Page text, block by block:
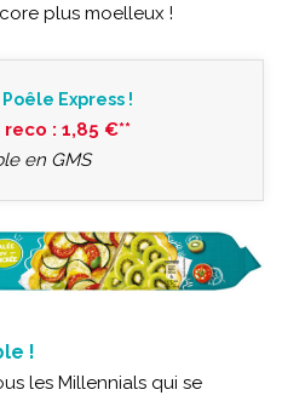
plus moelleux !
Poêle Express !
reco : 1,85 €**
en GMS
!
les Millennials qui se